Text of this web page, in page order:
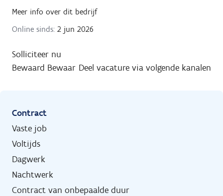
Meer info over dit bedrijf
Online sinds: 2 jun 2026
Solliciteer nu
Bewaard Bewaar Deel vacature via volgende kanalen
Contract
Vaste job
Voltijds
Dagwerk
Nachtwerk
Contract van onbepaalde duur